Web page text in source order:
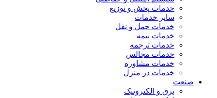
خدمات پخش و توزیع
سایر خدمات
خدمات حمل و نقل
خدمات بیمه
خدمات ترجمه
خدمات مجالس
خدمات مشاوره
خدمات در منزل
صنعت
برق و الکترونیک